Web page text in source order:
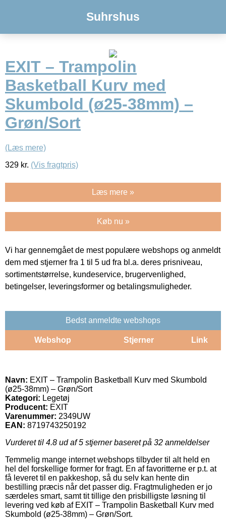
Suhrshus
EXIT – Trampolin
Basketball Kurv med
Skumbold (ø25-38mm) –
Grøn/Sort
(Læs mere)
329 kr. (Vis fragtpris)
Læs mere »
Køb nu »
Vi har gennemgået de mest populære webshops og anmeldt
dem med stjerner fra 1 til 5 ud fra bl.a. deres prisniveau,
sortimentstørrelse, kundeservice, brugervenlighed,
betingelser, leveringsformer og betalingsmuligheder.
Bedst anmeldte webshops
Webshop Stjerner Link
Navn: EXIT – Trampolin Basketball Kurv med Skumbold
(ø25-38mm) – Grøn/Sort
Kategori: Legetøj
Producent: EXIT
Varenummer: 2349UW
EAN: 8719743250192
Vurderet til 4.8 ud af 5 stjerner baseret på 32 anmeldelser
Temmelig mange internet webshops tilbyder til alt held en
hel del forskellige former for fragt. En af favoritterne er p.t. at
få leveret til en pakkeshop, så du selv kan hente din
bestilling præcis når det passer dig. Fragtmuligheden er jo
særdeles smart, samt tit tillige den prisbilligste løsning til
levering ved køb af EXIT – Trampolin Basketball Kurv med
Skumbold (ø25-38mm) – Grøn/Sort.